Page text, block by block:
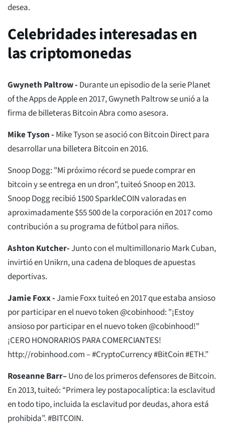
desea.
Celebridades interesadas en
las criptomonedas
Gwyneth Paltrow - Durante un episodio de la serie Planet
of the Apps de Apple en 2017, Gwyneth Paltrow se unió a la
firma de billeteras Bitcoin Abra como asesora.
Mike Tyson - Mike Tyson se asoció con Bitcoin Direct para
desarrollar una billetera Bitcoin en 2016.
Snoop Dogg: "Mi próximo récord se puede comprar en
bitcoin y se entrega en un dron", tuiteó Snoop en 2013.
Snoop Dogg recibió 1500 SparkleCOIN valoradas en
aproximadamente $55 500 de la corporación en 2017 como
contribución a su programa de fútbol para niños.
Ashton Kutcher-Junto con el multimillonario Mark Cuban,
invirtió en Unikrn, una cadena de bloques de apuestas
deportivas.
Jamie Foxx -Jamie Foxx tuiteó en 2017 que estaba ansioso
por participar en el nuevo token @cobinhood: "¡Estoy
ansioso por participar en el nuevo token @cobinhood!"
¡CERO HONORARIOS PARA COMERCIANTES!
http://robinhood.com – #CryptoCurrency #BitCoin #ETH.”
Roseanne Barr–Uno de los primeros defensores de Bitcoin.
En 2013, tuiteó: “Primera ley postapocalíptica: la esclavitud
en todo tipo, incluida la esclavitud por deudas, ahora está
prohibida”. #BITCOIN.